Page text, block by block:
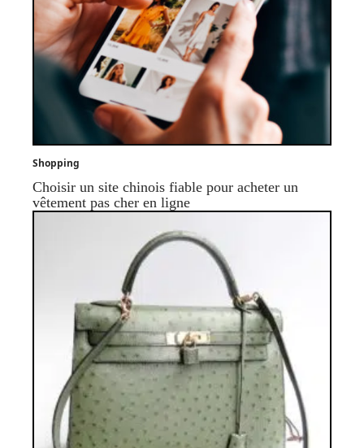
Shopping
Choisir un site chinois fiable pour acheter un
vêtement pas cher en ligne